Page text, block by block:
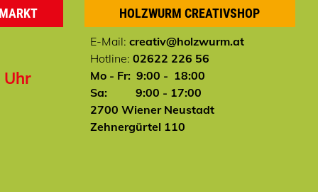
Uhr
HOLZWURM CREATIVSHOP
E-Mail: creativ@holzwurm.at
Hotline: 02622 226 56
Mo - Fr: 9:00 - 18:00
Sa: 9:00 - 17:00
2700 Wiener Neustadt
Zehnergürtel 110